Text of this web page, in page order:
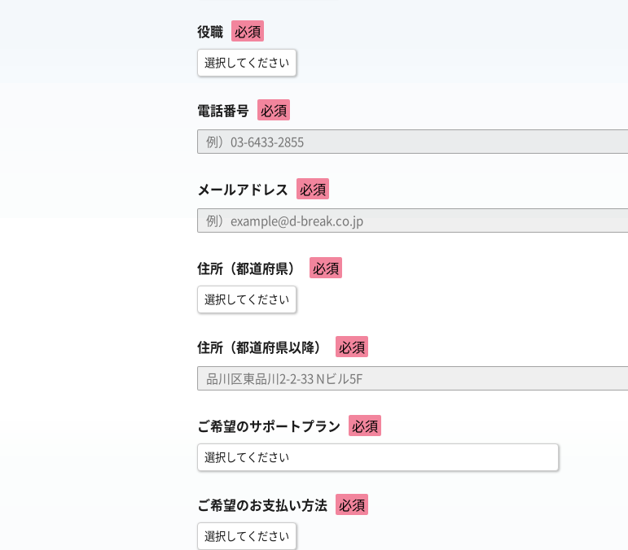
役職 必須
電話番号 必須
メールアドレス 必須
住所（都道府県） 必須
住所（都道府県以降） 必須
ご希望のサポートプラン 必須
ご希望のお支払い方法 必須